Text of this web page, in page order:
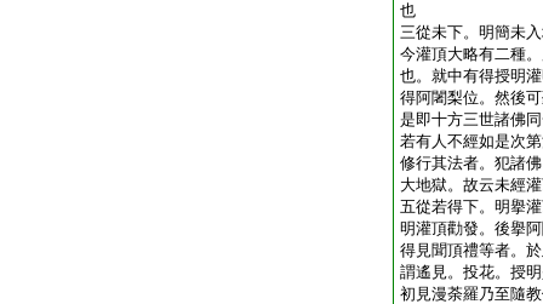
也
三從未下。明簡未
今灌頂大略有二種
也。就中有得授明
得阿闍梨位。然後
是即十方三世諸佛
若有人不經如是次
修行其法者。犯諸
大地獄。故云未經
五從若得下。明擧
明灌頂勸發。後擧
得見聞頂禮等者。
謂遙見。投花。授
初見漫荼羅乃至隨